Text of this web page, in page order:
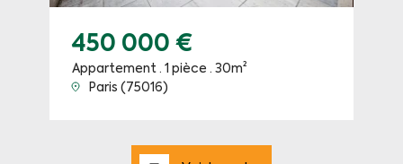
450 000 €
Appartement · 1 pièce · 30m²
Paris (75016)